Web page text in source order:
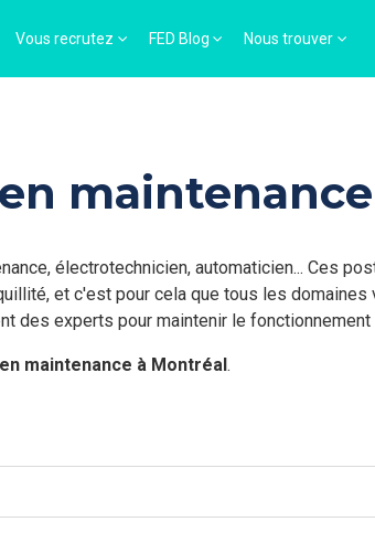
Vous recrutez FED Blog Nous trouver
électrotechnicien, automaticien... Ces
et c'est pour cela que tous les
des experts pour maintenir le
maintenance à Montréal.